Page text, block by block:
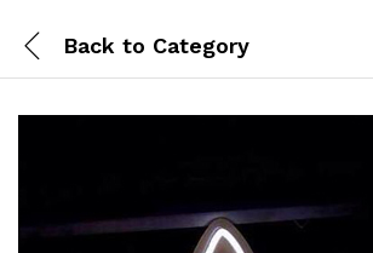
Back to Category